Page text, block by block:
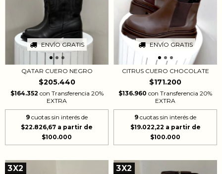
ENVÍO GRATIS
QATAR CUERO NEGRO
$205.440
$164.352 con Transferencia 20%
EXTRA
9 cuotas sin interés de
$22.826,67
ENVÍO GRATIS
CITRUS CUERO CHOCOLATE
$171.200
$136.960 con Transferencia 20%
EXTRA
9 cuotas sin interés de
$19.022,22
3X2 3X2